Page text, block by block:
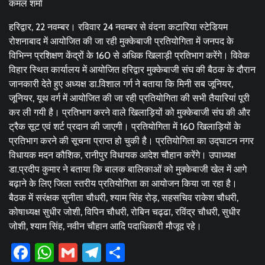
कमल शर्मा
हरिद्वार, 22 नवम्बर। रविवार 24 नवम्बर से वंदना कटारिया स्टेडियम
रोशनाबाद में आयोजित की जा रही मुक्केबाजी प्रतियोगिता में जनपद के
विभिन्न प्रशिक्षण केंद्रों के 160 से अधिक खिलाड़ी प्रतिभाग करेंगे। विवेक
विहार स्थित कार्यालय में आयोजित हरिद्वार मुक्केबाजी संघ की बैठक के दौरान
जानकारी देते हुए अध्यक्ष डा.विशाल गर्ग ने बताया कि मिनी सब जूनियर,
जूनियर, यूथ वर्ग में आयोजित की जा रही प्रतियोगिता की सभी तैयारियां पूरी
कर ली गयी है। प्रतिभाग करने वाले खिलाड़ियों को मुक्केबाजी संघ की और
ट्रैक सूट एवं शर्ट प्रदान की जाएगी। प्रतियोगिता में 160 खिलाड़ियों के
प्रतिभाग करने की सूचना प्राप्त हो चुकी है। प्रतियोगिता का उद्घाटन नगर
विधायक मदन कौशिक, रानीपुर विधायक आदेश चौहान करेंगे। उपाध्यक्ष
डा.प्रदीप कुमार ने बताया कि बालक बालिकाओं को मुक्केबाजी खेल में आगे
बढ़ाने के लिए जिला स्तरीय प्रतियोगिता का आयोजन किया जा रहा है।
बैठक में सरंक्षक सुनीता चौधरी, श्याम सिंह रोड़, सहसचिव राकेश चौधरी,
कोषाध्यक्ष सुधीर जोशी, विपिन चौधरी, रोबिन चढ्ढा, रविंद्र चौधरी, सुधीर
जोशी, श्याम सिंह, नवीन चौहान आदि पदाधिकारी मौजूद रहे।
Facebook
WhatsApp
GmailTelegram